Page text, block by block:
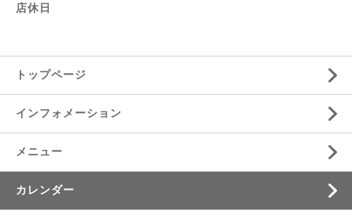
店休日
トップページ
インフォメーション
メニュー
カレンダー